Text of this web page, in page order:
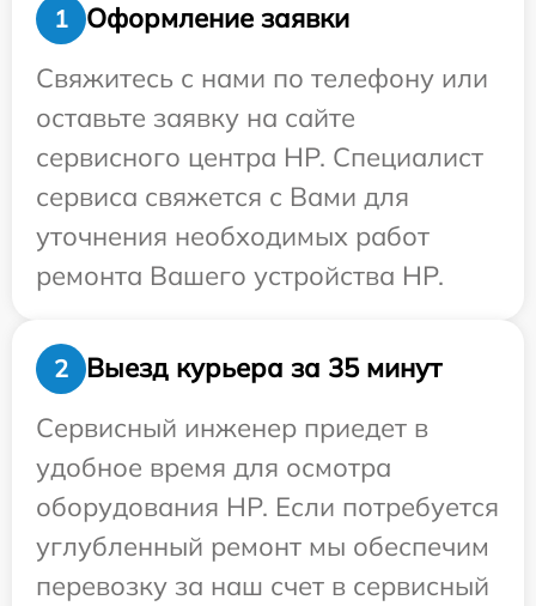
1
Оформление заявки
Свяжитесь с нами по телефону или
оставьте заявку на сайте
сервисного центра HP. Специалист
сервиса свяжется с Вами для
уточнения необходимых работ
ремонта Вашего устройства HP.
2
Выезд курьера за 35 минут
Сервисный инженер приедет в
удобное время для осмотра
оборудования HP. Если потребуется
углубленный ремонт мы обеспечим
перевозку за наш счет в сервисный